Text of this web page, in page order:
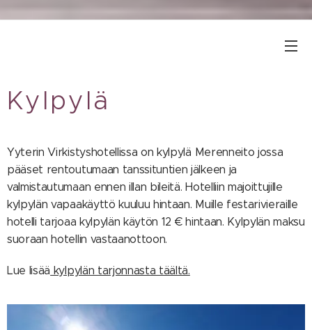
Kylpylä
Yyterin Virkistyshotellissa on kylpylä Merenneito jossa
pääset rentoutumaan tanssituntien jälkeen ja
valmistautumaan ennen illan bileitä. Hotelliin majoittujille
kylpylän vapaakäyttö kuuluu hintaan. Muille festarivieraille
hotelli tarjoaa kylpylän käytön 12 € hintaan. Kylpylän maksu
suoraan hotellin vastaanottoon.
Lue lisää kylpylän tarjonnasta täältä.